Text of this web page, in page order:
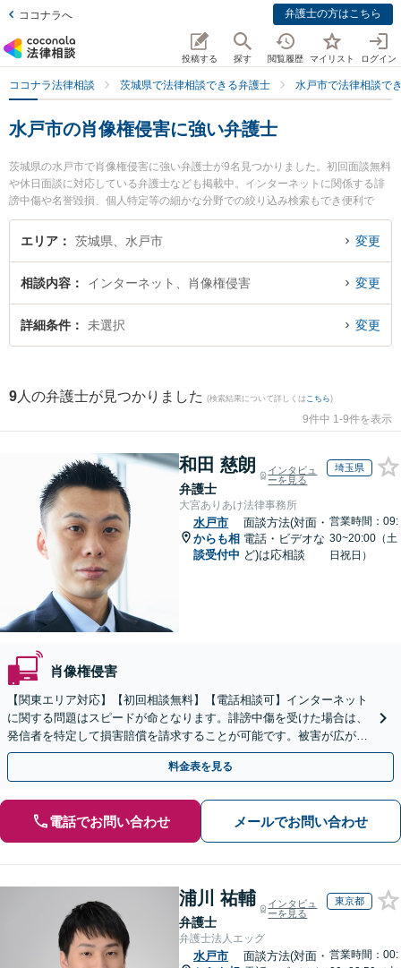
ココナラへ 弁護士の方はこちら
投稿する 探す 閲覧履歴 マイリスト ログイン
ココナラ法律相談 茨城県で法律相談できる弁護士 水戸市で法律相談で
水戸市の肖像権侵害に強い弁護士
茨城県の水戸市で肖像権侵害に強い弁護士が9名見つかりました。初回面談無料
や休日面談に対応している弁護士なども掲載中。インターネットに関係する誹
謗中傷や名誉毀損、個人特定等の細かな分野での絞り込み検索もでき便利で
す。特に弁護士法人長瀬総合法律事務所 水戸支所の斉藤 雄祐弁護士やベリーベ
スト法律事務所 水戸オフィスの出縄 絢弁護士、弁護士法人長瀬総合法律事務所
すぐに弁護士に相談したい』『肖像権侵害のトラブル解決の実績豊富な近くの
弁護士を検索したい』『初回相談無料で肖像権侵害を法律相談できる水戸市内
の弁護士に相談予約したい』などでお困りの相談者さんにおすすめです。
エリア 茨城県、水戸市 変更
相談内容 インターネット、肖像権侵害 変更
詳細条件 未選択 変更
9 人の弁護士が見つかりました (検索結果について詳しくは こちら)
9件中 1-9件を表示
和田 慈朗
弁護士
インタビュ
ーを見る
埼玉県
大宮ありあけ法律事務所
水戸市
からも相
談受付中
面談方法(対面・
電話・ビデオな
ど)は応相談
営業時間：09:
30~20:00（土
日祝日）
肖像権侵害
【関東エリア対応】【初回相談無料】【電話相談可】インターネット
に関する問題はスピードが命となります。誹謗中傷を受けた場合は、
発信者を特定して損害賠償を請求することが可能です。被害が広がる
前にご相談ください。【土曜・夜間対応】
料金表を見る
電話でお問い合わせ メールでお問い合わせ
浦川 祐輔
弁護士
インタビュ
ーを見る
東京都
弁護士法人エッグ
水戸市
面談方法(対面・ 営業時間：00: